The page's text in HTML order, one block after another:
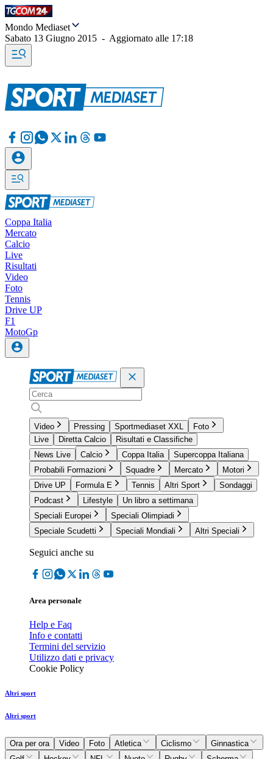
Mondo Mediaset
Sabato 13 Giugno 2015 - Aggiornato alle 17:18
Coppa Italia
Mercato
Calcio
Live
Risultati
Video
Foto
Tennis
Drive UP
F1
MotoGp
Video Pressing Sportmediaset XXL
Foto
Live
Diretta Calcio
Risultati e Classifiche
News Live
Calcio Coppa Italia
Supercoppa Italiana
Probabili Formazioni
Squadre Mercato
Motori
Drive UP
Formula E Tennis Altri Sport
Sondaggi
Podcast
Lifestyle
Un libro a settimana
Speciali Europei
Speciali Olimpiadi
Speciale Scudetti
Speciali Mondiali Altri Speciali
Seguici anche su
Area personale
Help e Faq
Info e contatti
Termini del servizio
Utilizzo dati e privacy
Cookie Policy
Altri sport
Altri sport
Ora per ora Video Foto Atletica Ciclismo
Ginnastica